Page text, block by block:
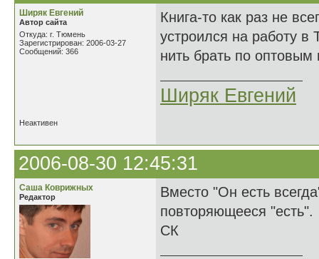
Ширяк Евгений
Автор сайта
Откуда: г. Тюмень
Зарегистрирован: 2006-03-27
Сообщений: 366
Книга-то как раз не
устроился на работу в
нить брать по
Ширяк Евгений
Неактивен
2006-08-30 12:45:31
Саша Коврижных
Редактор
Вместо "Он есть
повторяющееся "есть".
СК